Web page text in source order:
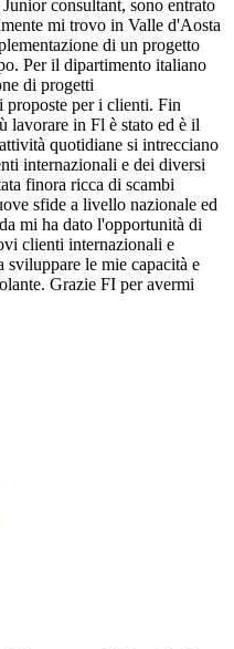
consultant, sono entrato
mi trovo in Valle d'Aosta
di un progetto
Per il dipartimento italiano
di progetti
proposte per i clienti. Fin
lavorare in Fl è stato ed è il
quotidiane si intrecciano
internazionali e dei diversi
finora ricca di scambi
sfide a livello nazionale ed
mi ha dato l'opportunità di
clienti internazionali e
sviluppare le mie capacità e
Grazie FI per avermi